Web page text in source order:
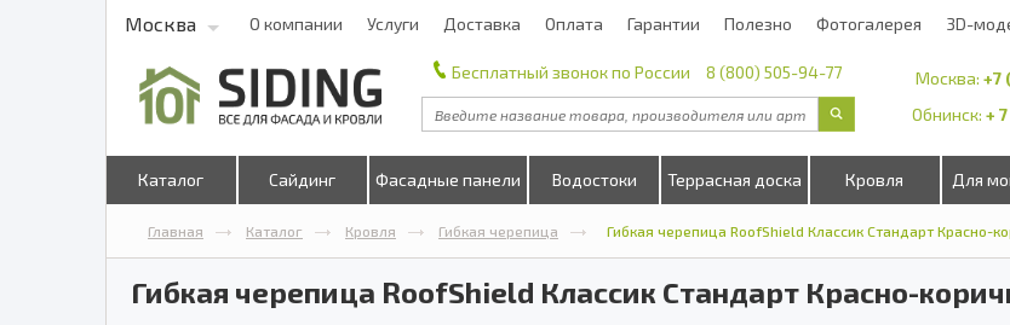
Москва О компании Услуги Доставка Оплата Гарантии Полезно Фотогалерея 3D-
Бесплатный звонок по России 8 (800) 505-94-77 Москва: +7
Обнинск: +
Каталог Сайдинг Фасадные панели Водостоки Террасная доска Кровля Для
Главная Каталог Кровля Гибкая черепица Гибкая черепица RoofShield Классик Стандарт Красно-
Гибкая черепица RoofShield Классик Стандарт Красно-